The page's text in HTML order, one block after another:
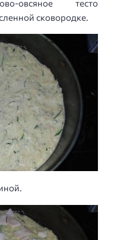
овсяное тесто
сковородке.